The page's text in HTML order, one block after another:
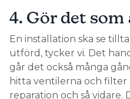
4. Gör det
En installation ska se
utförd, tycker vi. Det
går det också många
hitta ventilerna och filter
reparation och så